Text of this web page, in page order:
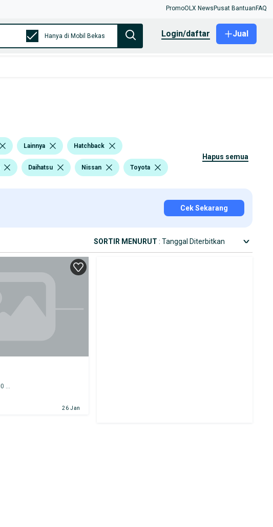
PromoOLX News Pusat Bantuan FAQ
Hanya di Mobil Bekas login/daftar Jual
Lainnya Hatchback
Daihatsu Nissan Toyota
hapus semua
Cek Sekarang
SORTIR MENURUT : Tanggal Diterbitkan
26 Jan